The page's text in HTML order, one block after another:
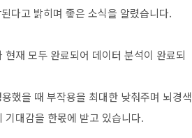
다고 밝히며 좋은 소식을 알렸습니다.
재 모두 완료되어 데이터 분석이 완료되
했을 때 부작용을 최대한 낮춰주며 뇌경색
대감을 한몫에 받고 있습니다.